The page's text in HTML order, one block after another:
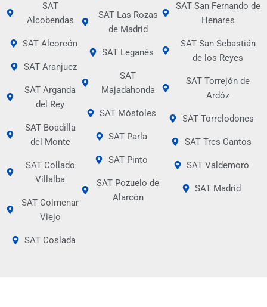
SAT
Alcobendas
SAT Alcorcón
SAT Aranjuez
SAT Arganda
del Rey
SAT Boadilla
del Monte
SAT Collado
Villalba
SAT Colmenar
Viejo
SAT Coslada
SAT Las Rozas
de Madrid
SAT Leganés
SAT
Majadahonda
SAT Móstoles
SAT Parla
SAT Pinto
SAT Pozuelo de
Alarcón
SAT San Fernando de
Henares
SAT San Sebastián
de los Reyes
SAT Torrejón de
Ardóz
SAT Torrelodones
SAT Tres Cantos
SAT Valdemoro
SAT Madrid